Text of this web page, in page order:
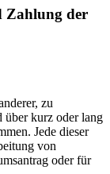
Zahlung der
zu
über kurz oder lang
Jede dieser
von
oder für